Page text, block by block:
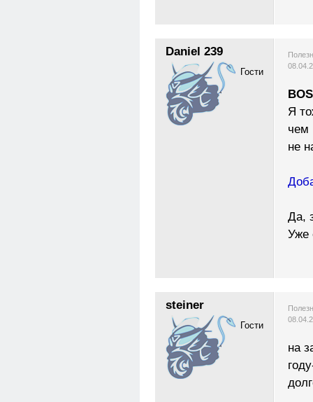
Daniel 239
Гости
Я
чем
не
Да,
Уже
steiner
Гости
на